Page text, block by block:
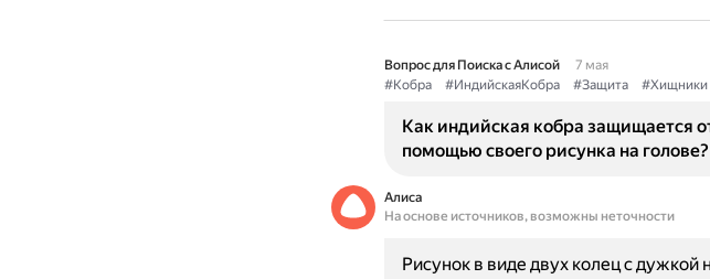
Вопрос для Поиска с Алисой
7 мая
#Кобра
#ИндийскаяКобра #Защита #Хищники
Как индийская кобра защищается
помощью своего рисунка на голове?
Алиса
На основе источников, возможны неточности
Рисунок в виде двух колец с